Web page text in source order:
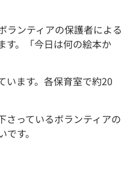
ランティアの保護者による
す。「今日は何の絵本か
います。各保育室で約20
さっているボランティアの
す。